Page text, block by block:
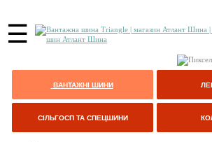
☰
ВАНТАЖНІ ШИНИ
СІЛЬГОСП ТА СПЕЦШИНИ